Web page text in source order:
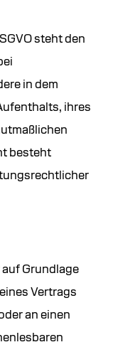
steht den
in dem
ihres
besteht
auf Grundlage
Vertrags
an einen